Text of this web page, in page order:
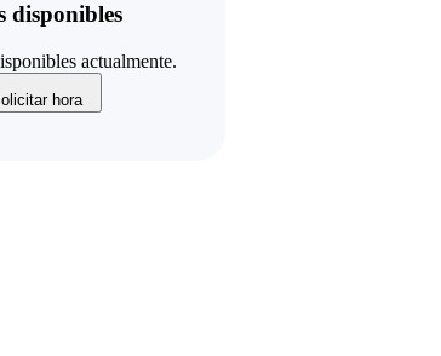
disponibles
actualmente.
hora